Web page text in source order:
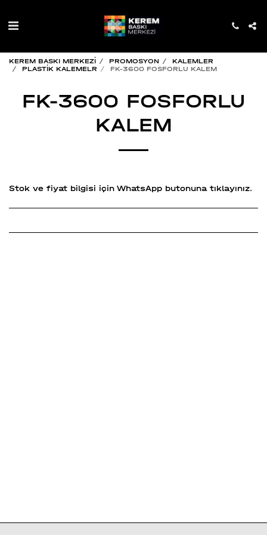
KEREM BASKI MERKEZİ PROMOSYON
KALEMLER
PLASTİK KALEMELR
FK-3600 FOSFORLU KALEM
FK-3600 FOSFORLU
KALEM
Stok ve fiyat bilgisi için WhatsApp butonuna tıklayınız.